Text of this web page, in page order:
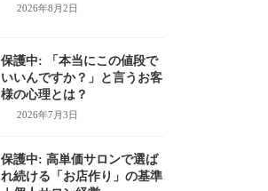
2026年8月2日
保護中: 「本当にこの値段で
いいんですか？」と言うお客
様の心理とは？
2026年7月3日
保護中: 高単価サロンで選ば
れ続ける「お店作り」の基準